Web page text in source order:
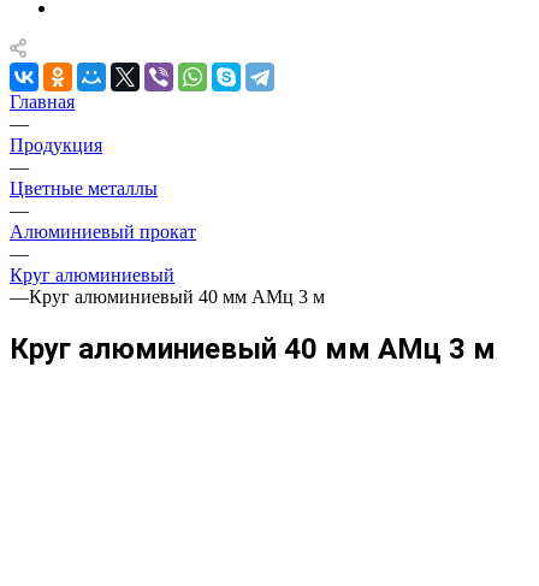
Главная
—
Продукция
—
Цветные металлы
—
Алюминиевый прокат
—
Круг алюминиевый
—Круг алюминиевый 40 мм АМц 3 м
Круг алюминиевый 40 мм АМц 3 м